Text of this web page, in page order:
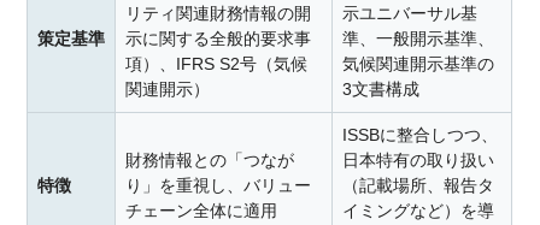
策定基準
リティ関連財務情報の開
示に関する全般的要求事
項）、IFRS S2号（気候
関連開示）
示ユニバーサル基
準、一般開示基準、
気候関連開示基準の
3文書構成
特徴
財務情報との「つなが
り」を重視し、バリュー
チェーン全体に適用
ISSBに整合しつつ、
日本特有の取り扱い
（記載場所、報告タ
イミングなど）を導